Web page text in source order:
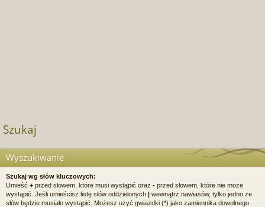
Szukaj
Wyszukiwanie
Szukaj wg słów kluczowych:
Umieść + przed słowem, które musi wystąpić oraz - przed słowem, które nie może
wystąpić. Jeśli umieścisz listę słów oddzielonych | wewnątrz nawiasów, tylko jedno ze
słów będzie musiało wystąpić. Możesz użyć gwiazdki (*) jako zamiennika dowolnego